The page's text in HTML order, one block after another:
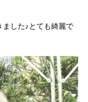
した♪とても綺麗で